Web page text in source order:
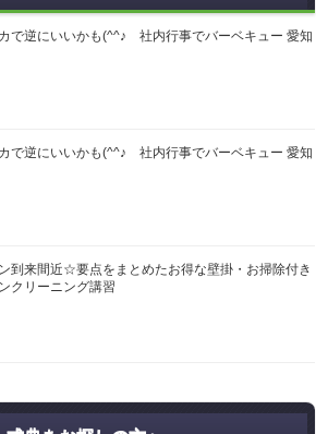
で逆にいいかも(^^♪ 社内行事でバーベキュー 愛知
で逆にいいかも(^^♪ 社内行事でバーベキュー 愛知
到来間近☆要点をまとめたお得な壁掛・お掃除付き
クリーニング講習